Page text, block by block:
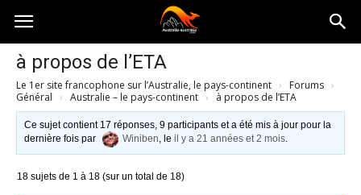
Australia-
australie.com
à propos de l’ETA
Le 1er site francophone sur l’Australie, le pays-continent › Forums ›
Général › Australie – le pays-continent › à propos de l’ETA
Ce sujet contient 17 réponses, 9 participants et a été mis à jour pour la
dernière fois par
Winiben, leil y a 21 années et 2 mois.
18 sujets de 1 à 18 (sur un total de 18)